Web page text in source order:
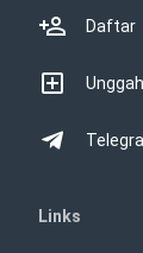
Daftar
Links